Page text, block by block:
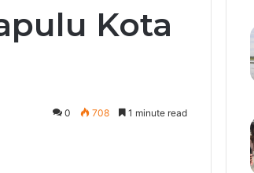
Kota
0 708 1 minute read